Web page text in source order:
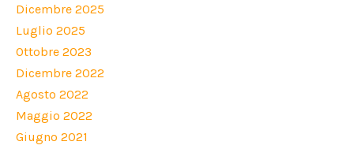
Dicembre 2025
Luglio 2025
Ottobre 2023
Dicembre 2022
Agosto 2022
Maggio 2022
Giugno 2021